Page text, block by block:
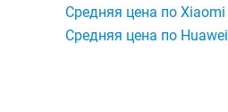
Средняя цена по Xiaomi
Средняя цена по Huawei